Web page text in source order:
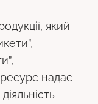
який
надає